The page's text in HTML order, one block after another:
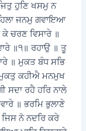
ਹੁਣਿ ਖਸਮੁ ਨ
ਜਨਮੁ ਗਵਾਇਆ
ਕੇ ਚਰਣ ਵਿਸਾਰੇ ॥
॥੧॥ ਰਹਾਉ ॥ ਤੂ
॥ ਮੁਕਤ ਬੰਧ ਸਭਿ
ਕਹੀਐ ਮਨਮੁਖ
ਸਦਾ ਰਹੈ ਹਰਿ ਨਾਲੇ
॥ ਭਰਮਿ ਭੁਲਾਣੇ
ਨੋ ਨਦਰਿ ਕਰੇ